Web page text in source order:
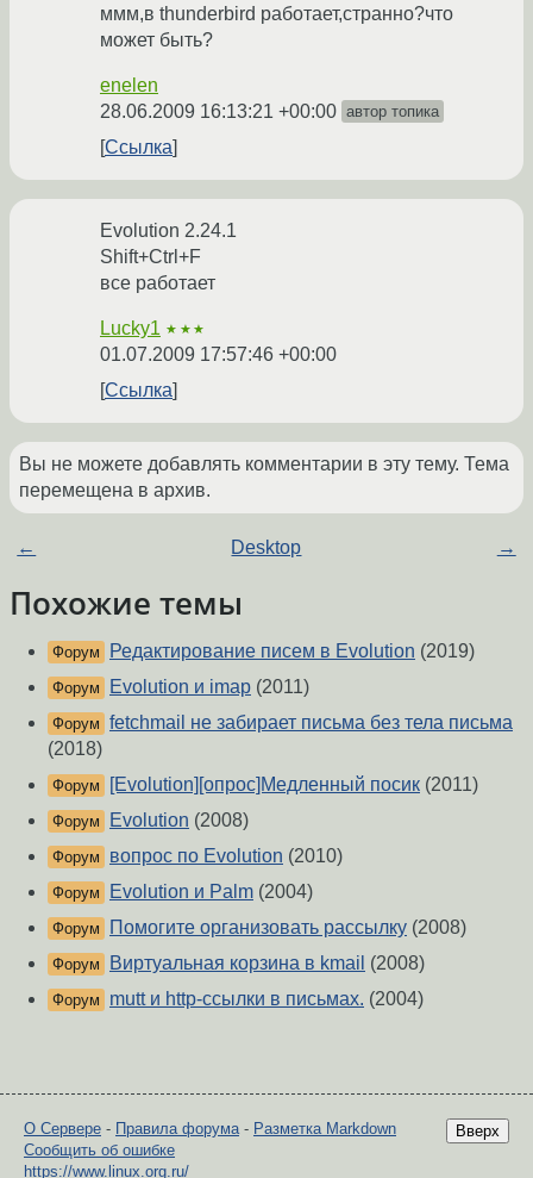
ммм,в thunderbird работает,странно?что
может быть?
enelen
28.06.2009 16:13:21 +00:00 автор топика
Ссылка
Evolution 2.24.1
Shift+Ctrl+F
все работает
Lucky1 ★★★
01.07.2009 17:57:46 +00:00
Ссылка
Вы не можете добавлять комментарии в эту тему. Тема
перемещена в архив.
← Desktop →
Похожие темы
Форум Редактирование писем в Evolution (2019)
Форум Evolution и imap (2011)
Форум fetchmail не забирает письма без тела письма
(2018)
Форум [Evolution][опрос]Медленный посик (2011)
Форум Evolution (2008)
Форум вопрос по Evolution (2010)
Форум Evolution и Palm (2004)
Форум Помогите организовать рассылку (2008)
Форум Виртуальная корзина в kmail (2008)
Форум mutt и http-ссылки в письмах. (2004)
Вверх
О Сервере - Правила форума- Разметка Markdown
Сообщить об ошибке
https://www.linux.org.ru/